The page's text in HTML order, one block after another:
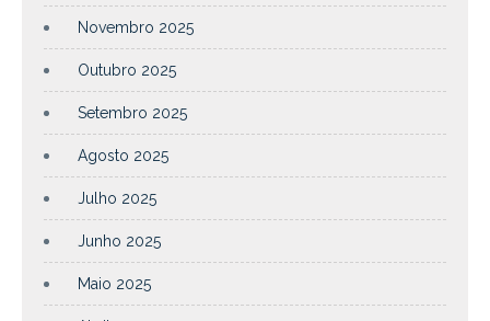
Novembro 2025
Outubro 2025
Setembro 2025
Agosto 2025
Julho 2025
Junho 2025
Maio 2025